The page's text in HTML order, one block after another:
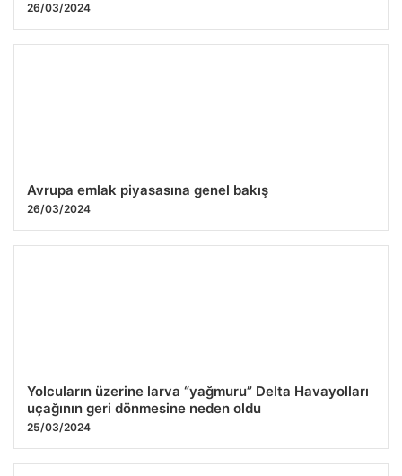
26/03/2024
Avrupa emlak piyasasına genel bakış
26/03/2024
Yolcuların üzerine larva “yağmuru” Delta Havayolları
uçağının geri dönmesine neden oldu
25/03/2024